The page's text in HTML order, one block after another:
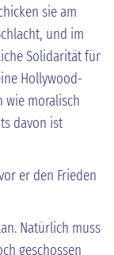
sie am
und im
Solidarität für
Hollywood-
wie moralisch
davon ist
er den Frieden
Natürlich muss
geschossen